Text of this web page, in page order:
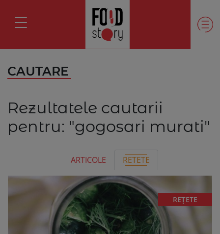
CAUTARE
Rezultatele cautarii
pentru: "gogosari murati"
ARTICOLE RETETE
REȚETE